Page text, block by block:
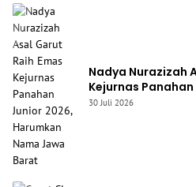
Nadya Nurazizah
Kejurnas
Nama Jawa Barat
30 Juli 2026